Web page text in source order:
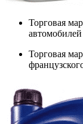
Торговая
Торговая